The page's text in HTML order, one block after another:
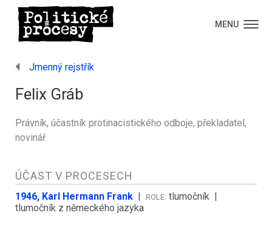
MENU
Jmenný rejstřík
Felix Gráb
Právník, účastník protinacistického odboje, překladatel,
novinář.
ÚČAST V PROCESECH
1946, Karl Hermann Frank | ROLE: tlumočník |
tlumočník z německého jazyka